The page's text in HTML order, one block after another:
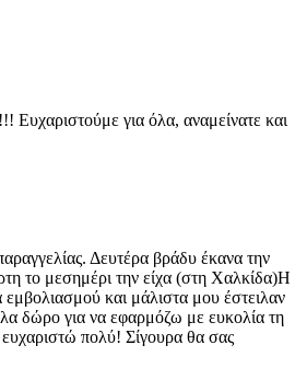
Ευχαριστούμε για όλα, αναμείνατε και
Δευτέρα βράδυ έκανα την
το μεσημέρι την είχα (στη Χαλκίδα)Η
εμβολιασμού και μάλιστα μου έστειλαν
δώρο για να εφαρμόζω με ευκολία τη
πολύ! Σίγουρα θα σας